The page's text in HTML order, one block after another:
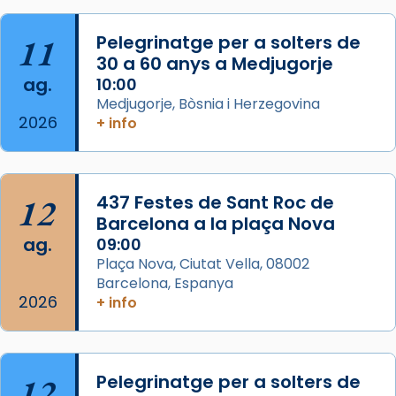
«Si vols saber què és calor, ves per les
Santes a Mataró»🥵.
Photo
View on Facebook ·
Jaume, fill de Zebedeu, és juntament amb el
seu germà Joan i Pere un dels que
acompanyava més de prop Jesús.
Segons el llibre dels Fets (12,2) fou el primer
apòstol màrtir, decapitat a Jerusalem per
Herodes Agripa (vers l'any 44).
Regnes castellans i més tard de tota
11
ag.
2026
Pelegrinatge per a solters de
30 a 60 anys a Medjugorje
10:00
Medjugorje, Bòsnia i Herzegovina
+ info
12
ag.
2026
437 Festes de Sant Roc de
Barcelona a la plaça Nova
09:00
Plaça Nova, Ciutat Vella, 08002
Barcelona, Espanya
+ info
Pelegrinatge per a solters de